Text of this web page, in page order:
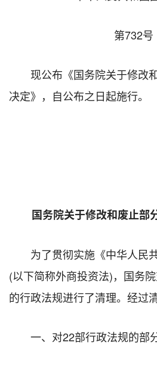
第732号
现公布《国务院关于修改
决定》，自公布之日起施行。
国务院关于修改和废止部
为了贯彻实施《中华人民共
(以下简称外商投资法)，国务
的行政法规进行了清理。经过
一、对22部行政法规的部分